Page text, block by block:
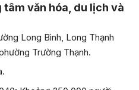
tâm văn hóa, du lịch và
Long Bình, Long Thạnh
Trường Thạnh.